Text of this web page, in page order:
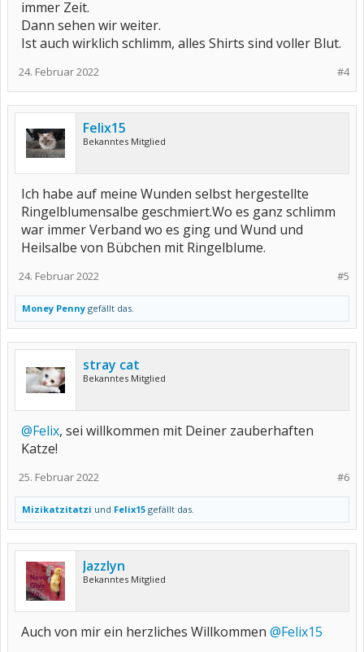
immer Zeit.
Dann sehen wir weiter.
Ist auch wirklich schlimm, alles Shirts sind voller Blut.
#4
24. Februar 2022
Felix15
Bekanntes Mitglied
Ich habe auf meine Wunden selbst hergestellte
Ringelblumensalbe geschmiert.Wo es ganz schlimm
war immer Verband wo es ging und Wund und
Heilsalbe von Bübchen mit Ringelblume.
#5
24. Februar 2022
Money Penny gefällt das.
stray cat
Bekanntes Mitglied
@Felix, sei willkommen mit Deiner zauberhaften
Katze!
#6
25. Februar 2022
Mizikatzitatzi und Felix15 gefällt das.
Jazzlyn
Bekanntes Mitglied
Auch von mir ein herzliches Willkommen @Felix15